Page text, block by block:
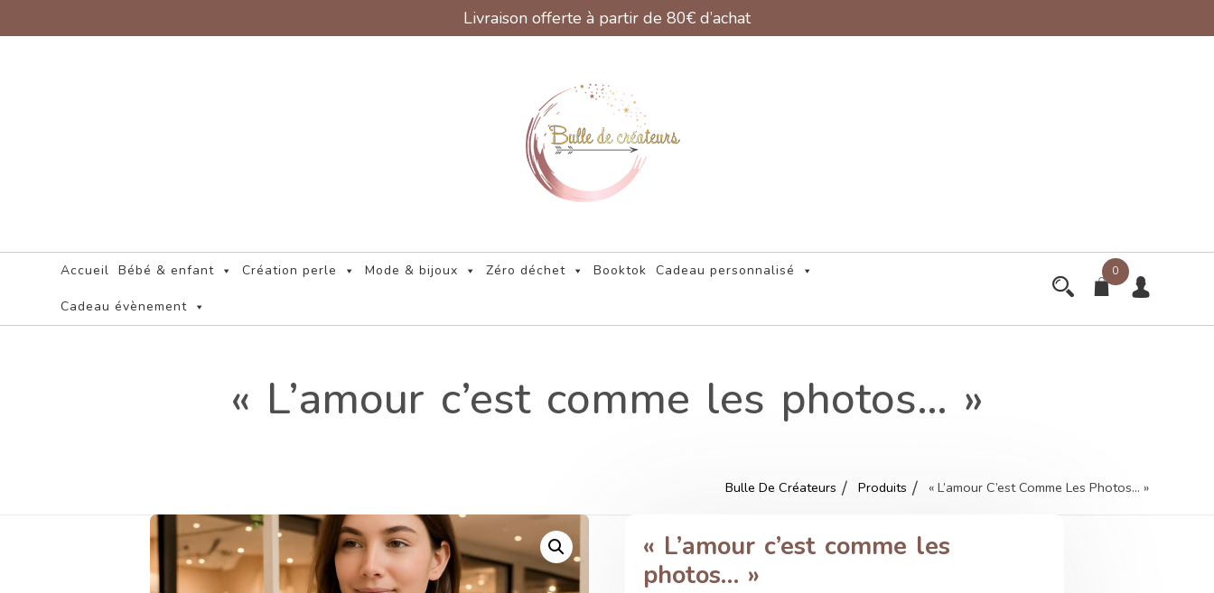
Livraison offerte à partir de 80€ d’achat
Accueil Bébé & enfant Création perle Mode & bijoux Zéro déchet Booktok Cadeau personnalisé
Cadeau évènement
0
« L’amour c’est comme les photos… »
Bulle De Créateurs Produits « L’amour C’est Comme Les Photos… »
« L’amour c’est comme les
photos… »